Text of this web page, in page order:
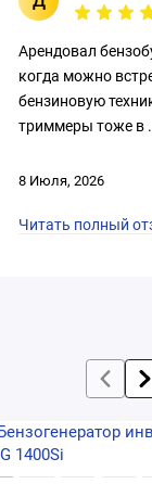
Арендовал
когда можно
бензиновую
триммеры тоже в
8 Июля, 2026
Читать полный